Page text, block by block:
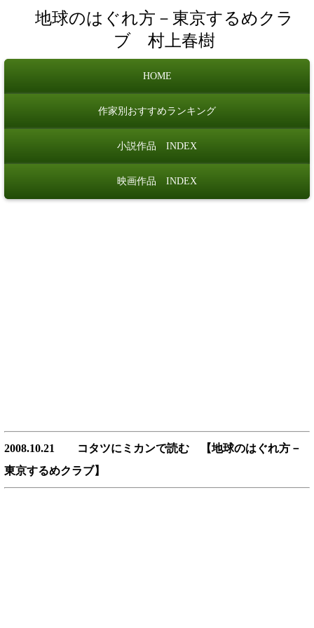
地球のはぐれ方－東京するめクラ
ブ 村上春樹
HOME
作家別おすすめランキング
小説作品 INDEX
映画作品 INDEX
2008.10.21 コタツにミカンで読む 【地球のはぐれ方－
東京するめクラブ】